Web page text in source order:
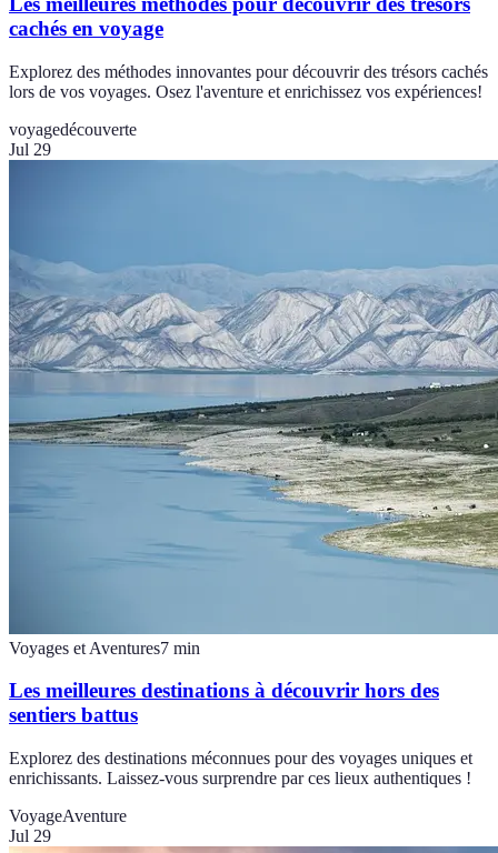
cachés en voyage
Explorez des méthodes innovantes pour découvrir des trésors cachés
lors de vos voyages. Osez l'aventure et enrichissez vos expériences!
voyagedécouverte
Jul 29
Voyages et Aventures7 min
Les meilleures destinations à découvrir hors des
sentiers battus
Explorez des destinations méconnues pour des voyages uniques et
enrichissants. Laissez-vous surprendre par ces lieux authentiques !
VoyageAventure
Jul 29